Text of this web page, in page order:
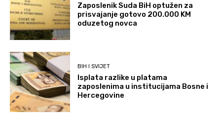
Zaposlenik Suda BiH optužen za
prisvajanje gotovo 200.000 KM
oduzetog novca
BIH I SVIJET
Isplata razlike u platama
zaposlenima u institucijama Bosne i
Hercegovine